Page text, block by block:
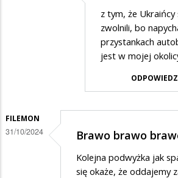
Segregować
nie
segregować
z tym, że Ukraińcy
zwolnili, bo
przystankach
jest w mojej
ODPOWIEDZ
FILEMON
31/10/2024 Brawo brawo
Kolejna podwyżka jak
się okaże, że oddajemy